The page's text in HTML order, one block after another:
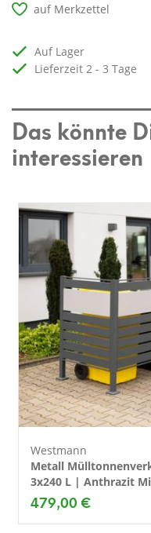
auf Merkzettel
auf Lager
Lieferzeit 2 - 3 Tage
Das könnte
interessieren
Westmann
Metall
3x240 L | Anthrazit
479,00 €